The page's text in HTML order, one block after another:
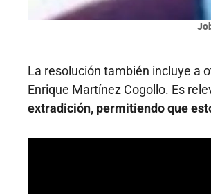
La resolución también incluye a
Enrique Martínez Cogollo. Es
extradición, permitiendo que